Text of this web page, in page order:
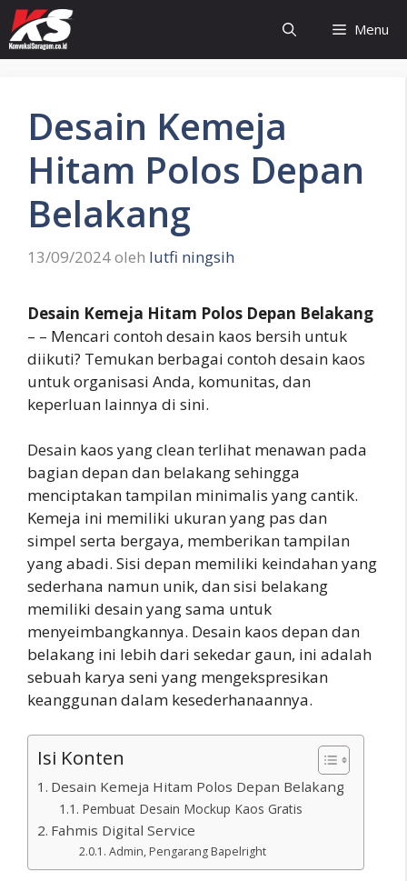
Langsung
ke
isi
Menu
Desain Kemeja
Hitam Polos Depan
Belakang
13/09/2024oleh lutfi ningsih
Desain Kemeja Hitam Polos Depan Belakang
– – Mencari contoh desain kaos bersih untuk
diikuti? Temukan berbagai contoh desain kaos
untuk organisasi Anda, komunitas, dan
keperluan lainnya di sini.
Desain kaos yang clean terlihat menawan pada
bagian depan dan belakang sehingga
menciptakan tampilan minimalis yang cantik.
Kemeja ini memiliki ukuran yang pas dan
simpel serta bergaya, memberikan tampilan
yang abadi. Sisi depan memiliki keindahan yang
sederhana namun unik, dan sisi belakang
memiliki desain yang sama untuk
menyeimbangkannya. Desain kaos depan dan
belakang ini lebih dari sekedar gaun, ini adalah
sebuah karya seni yang mengekspresikan
keanggunan dalam kesederhanaannya.
Isi Konten
Desain Kemeja Hitam Polos Depan Belakang
Pembuat Desain Mockup Kaos Gratis
Fahmis Digital Service
Admin, Pengarang Bapelright